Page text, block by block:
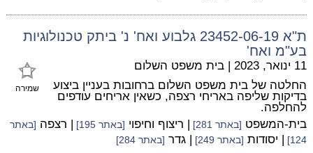
ת"א 23452-06-19 גלבוע ואח' נ' ביתק טכנולוגיות
בע"מ ואח'
שמירה
11 ינואר, 2023 | בית משפט השלום
החלטה של בית משפט השלום ברחובות בעניין ביצוע
בדיקות שליפה באריחי רצפה, כשאין אריחים עודפים
להחלפה.
בית-המשפט [באתר 281] | ריצוף וחיפוי [באתר 195] | רצפה [באתר
124]
| יסודות [באתר 249] | גדר [באתר 284]